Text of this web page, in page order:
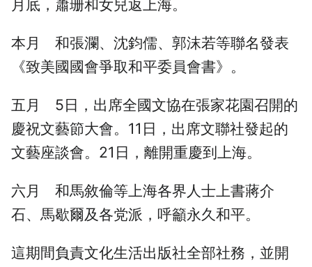
月底，蕭珊和女兒返上海。
本月 和張瀾、沈鈞儒、郭沫若等聯名發表
《致美國國會爭取和平委員會書》。
五月 5日，出席全國文協在張家花園召開的
慶祝文藝節大會。11日，出席文聯社發起的
文藝座談會。21日，離開重慶到上海。
六月 和馬敘倫等上海各界人士上書蔣介
石、馬歇爾及各党派，呼籲永久和平。
這期間負責文化生活出版社全部社務，並開